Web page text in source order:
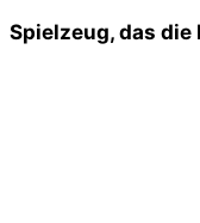
Spielzeug, das